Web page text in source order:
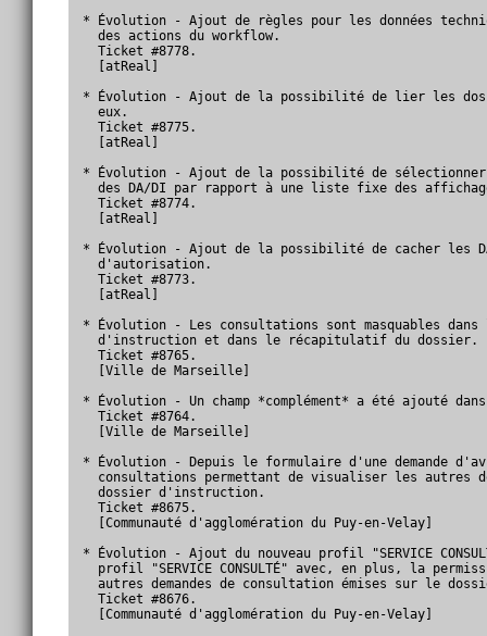
* Évolution - Ajout de règles pour les données
  des actions du workflow.
  Ticket #8778.
  [atReal]
* Évolution - Ajout de la possibilité de lier les
  eux.
  Ticket #8775.
  [atReal]
* Évolution - Ajout de la possibilité de
des DA/DI par rapport à une liste fixe des
  Ticket #8774.
  [atReal]
* Évolution - Ajout de la possibilité de cacher les
  d'autorisation.
  Ticket #8773.
  [atReal]
* Évolution - Les consultations sont masquables
  d'instruction et dans le récapitulatif du dossier.
  Ticket #8765.
  [Ville de Marseille]
* Évolution - Un champ *complément* a été ajouté
  Ticket #8764.
  [Ville de Marseille]
* Évolution - Depuis le formulaire d'une demande
consultations permettant de visualiser les autres
  dossier d'instruction.
  Ticket #8675.
  [Communauté d'agglomération du Puy-en-Velay]
* Évolution - Ajout du nouveau profil "SERVICE
profil "SERVICE CONSULTÉ" avec, en plus, la
autres demandes de consultation émises sur le
  Ticket #8676.
  [Communauté d'agglomération du Puy-en-Velay]